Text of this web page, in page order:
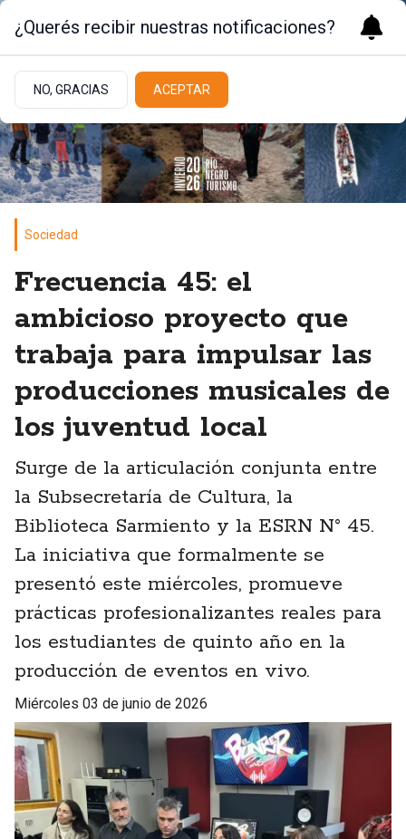
Sociedad
Frecuencia 45: el
ambicioso proyecto que
trabaja para impulsar las
producciones musicales de
los juventud local
Surge de la articulación conjunta entre
la Subsecretaría de Cultura, la
Biblioteca Sarmiento y la ESRN N° 45.
La iniciativa que formalmente se
presentó este miércoles, promueve
prácticas profesionalizantes reales para
los estudiantes de quinto año en la
producción de eventos en vivo.
miércoles 03 de junio de 2026
¿Querés recibir nuestras notificaciones?
NO, GRACIAS ACEPTAR